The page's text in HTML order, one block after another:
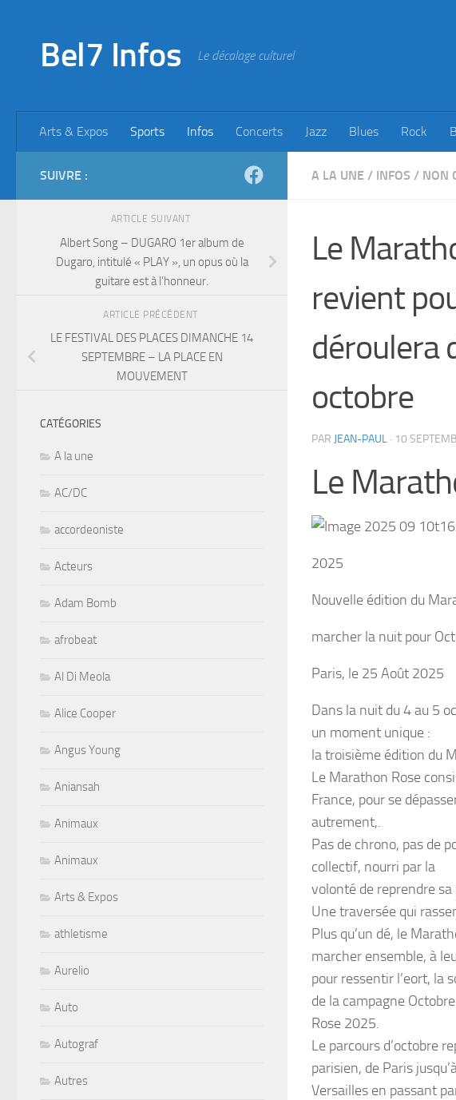
Bel7 Infos Le décalage culturel
Arts & Expos Sports Infos Concerts Jazz Blues Rock
A LA UNE / INFOS / NON
Le
revient
déroulera
octobre
PAR JEAN-PAUL · 10
Le
2025
Nouvelle édition du
marcher la nuit pour
Paris, le 25 Août 2025
Dans la nuit du 4 au 5
un moment unique :
la troisième édition du
Le Marathon Rose
France, pour se
autrement,.
Pas de chrono, pas de
collectif, nourri par la
volonté de reprendre
Une traversée qui
Plus qu’un dé, le
marcher ensemble, à
pour ressentir l’eort, la
de la campagne Octobre
Rose 2025.
Le parcours d’octobre
parisien, de Paris
Versailles en passant
SUIVRE :
ARTICLE SUIVANT
Albert Song – DUGARO 1er album de
Dugaro, intitulé « PLAY », un opus où la
guitare est à l’honneur.
ARTICLE PRÉCÉDENT
LE FESTIVAL DES PLACES DIMANCHE 14
SEPTEMBRE – LA PLACE EN
MOUVEMENT
CATÉGORIES
A la une
AC/DC
accordeoniste
Acteurs
Adam Bomb
afrobeat
Al Di Meola
Alice Cooper
Angus Young
Aniansah
Animaux
Animaux
Arts & Expos
athletisme
Aurelio
Auto
Autograf
Autres